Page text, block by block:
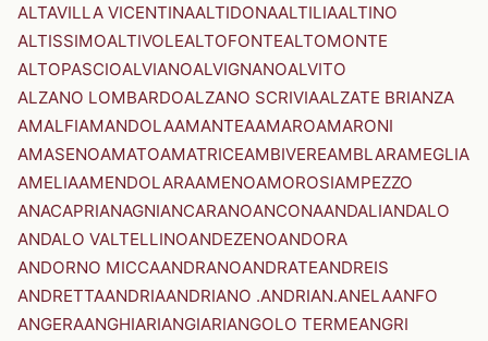
ALTAVILLA VICENTINAALTIDONAALTILIAALTINO
ALTISSIMOALTIVOLEALTOFONTEALTOMONTE
ALTOPASCIOALVIANOALVIGNANOALVITO
ALZANO LOMBARDOALZANO SCRIVIAALZATE BRIANZA
AMALFIAMANDOLAAMANTEAAMAROAMARONI
AMASENOAMATOAMATRICEAMBIVEREAMBLARAMEGLIA
AMELIAAMENDOLARAAMENOAMOROSIAMPEZZO
ANACAPRIANAGNIANCARANOANCONAANDALIANDALO
ANDALO VALTELLINOANDEZENOANDORA
ANDORNO MICCAANDRANOANDRATEANDREIS
ANDRETTAANDRIAANDRIANO .ANDRIAN.ANELAANFO
ANGERAANGHIARIANGIARIANGOLO TERMEANGRI